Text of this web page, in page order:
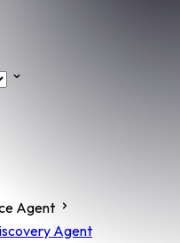
Agent
Agent